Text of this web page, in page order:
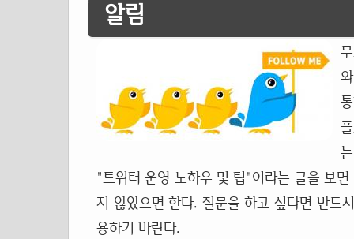
알림
"트위터 운영 노하우 및 팁"이라는 글을 보
지 않았으면 한다. 질문을 하고 싶다면 반드
용하기 바란다.